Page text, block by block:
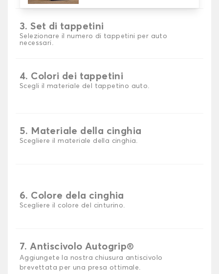
3. Set di tappetini
Selezionare il numero di tappetini per auto
necessari.
4. Colori dei tappetini
Scegli il materiale del tappetino auto.
5. Materiale della cinghia
Scegliere il materiale della cinghia.
6. Colore dela cinghia
Scegliere il colore del cinturino.
7. Antiscivolo Autogrip®
Aggiungete la nostra chiusura antiscivolo
brevettata per una presa ottimale.